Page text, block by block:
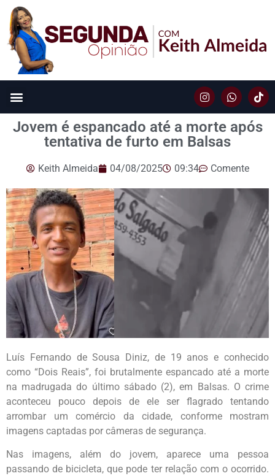
Jovem é espancado até a morte após
tentativa de furto em Balsas
Keith Almeida 04/08/2025 09:34 Comente
Luís Fernando de Sousa Diniz, de 19 anos e conhecido
como “Dois Reais”, foi brutalmente espancado até a morte
na madrugada do último sábado (2), em Balsas. O crime
aconteceu pouco depois de ele ser flagrado tentando
arrombar um comércio da cidade, conforme mostram
imagens captadas por câmeras de segurança.
Nas imagens, além do jovem, aparece uma pessoa
passando de bicicleta, que pode ter relação com o ocorrido.